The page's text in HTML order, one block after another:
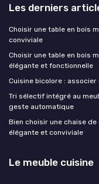
Les derniers
Choisir une table en bois
conviviale
Choisir une table en bois
élégante et fonctionnelle
Cuisine bicolore :
Tri sélectif intégré au
geste automatique
Bien choisir une chaise
élégante et conviviale
Le meuble cuisine